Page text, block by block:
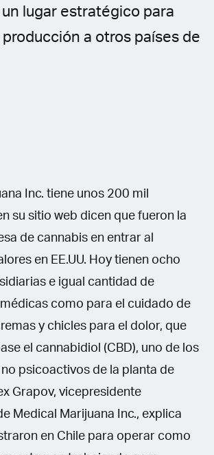
lugar estratégico para
a otros países de
Inc. tiene unos 200 mil
su sitio web dicen que fueron la
de cannabis en entrar al
en EE.UU. Hoy tienen ocho
e igual cantidad de
como para el cuidado de
y chicles para el dolor, que
el cannabidiol (CBD), uno de los
psicoactivos de la planta de
Grapov, vicepresidente
Medical Marijuana Inc., explica
en Chile para operar como